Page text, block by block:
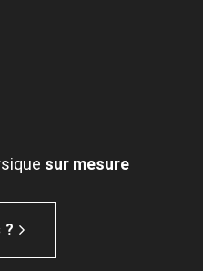
sur mesure
?